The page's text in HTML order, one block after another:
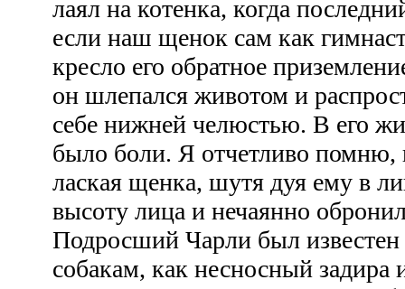
лаял на котенка, когда
если наш щенок сам как
кресло его обратное
он шлепался животом и
себе нижней челюстью. В его
было боли. Я отчетливо помню,
лаская щенка, шутя дуя ему в
высоту лица и нечаянно
Подросший Чарли был известен
собакам, как несносный задира